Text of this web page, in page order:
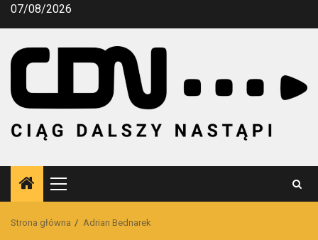
Przejdź
07/08/2026
Menu
główne
Strona główna Adrian Bednarek